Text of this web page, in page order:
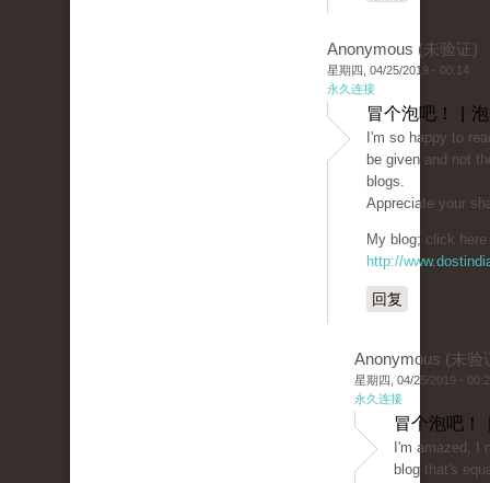
Anonymous (未验证)
星期四, 04/25/2019 - 00:14
永久连接
冒个泡吧！ |
I'm so happy to
be given and not
blogs.
Appreciate your
My blog; click here
http://
回复
Anonymous (未验
星期四, 04/25/2019 -
永久连接
冒个泡吧！
I'm amazed, I
blog that's